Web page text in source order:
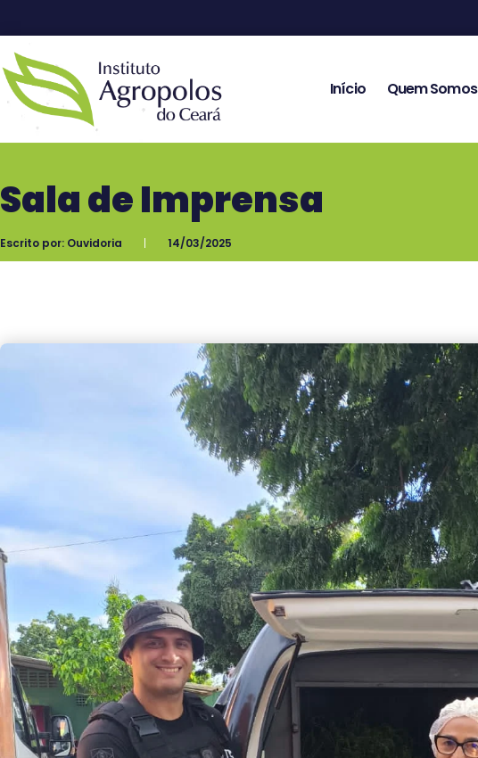
Início Quem Somos
Sala de Imprensa
Escrito por: Ouvidoria 14/03/2025